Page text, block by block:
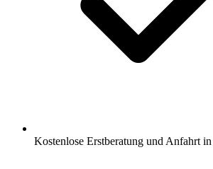
Kostenlose Erstberatung und Anfahrt in